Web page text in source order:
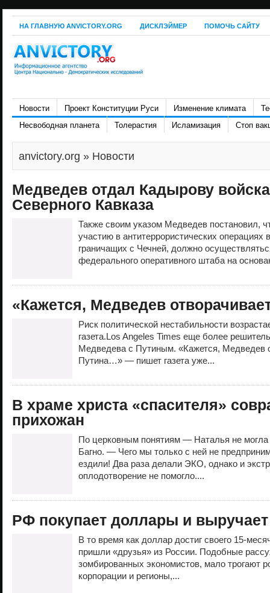
НА ГЛАВНУЮ ANVICTORY.ORG ДИСКЛЭЙМЕР ПОМОЧЬ САЙТУ
Новости Проект Конституции Руси Изменение климата
Несвободная планета
Толерастия Исламизация Стоп
anvictory.org » Новости
Медведев отдал Кадырову войска
Северного Кавказа
Также своим указом Медведев постановил,
участию в антитеррористических
граничащих с Чечней, должно
федерального оперативного штаба на
«Кажется, Медведев
Риск политической нестабильности
газета.Los Angeles Times еще более
Медведева с Путиным. «Кажется, Медведев
Путина…» — пишет газета уже...
В храме христа «спасителя»
прихожан
По церковным понятиям — Наталья не могла
Багно. — Чего мы только с ней не
ездили! Два раза делали ЭКО, однако и
оплодотворение не помогло....
РФ покупает доллары и
В то время как доллар достиг своего 15-
пришли «друзья» из России. Подобные
зомбированных экономистов, мало трогают
корпорации и регионы,...